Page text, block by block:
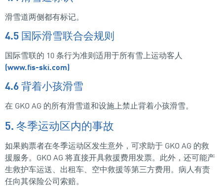
滑雪道两侧都有标记。
4.5 国际滑雪联合会规则
国际雪联的 10 条行为准则适用于所有雪上运动客人
(www.fis-ski.com)
4.6 背着小孩滑雪
在 GKO AG 的所有滑雪道和设施上禁止背着小孩滑雪。
5. 冬季运动区内的事故
如果购票者在冬季运动区发生意外，可求助于 GKO AG 的救
援服务。GKO AG 将直接开具救援费用发票。此外，还可能产
生救护车运送、出租车、空中救援等第三方费用。病人有责
任向其保险公司索赔。